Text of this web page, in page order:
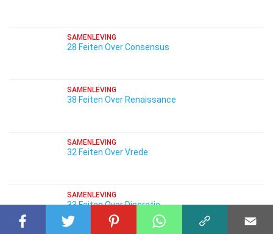
SAMENLEVING
28 Feiten Over Consensus
SAMENLEVING
38 Feiten Over Renaissance
SAMENLEVING
32 Feiten Over Vrede
SAMENLEVING
33 Feiten Over Discretie